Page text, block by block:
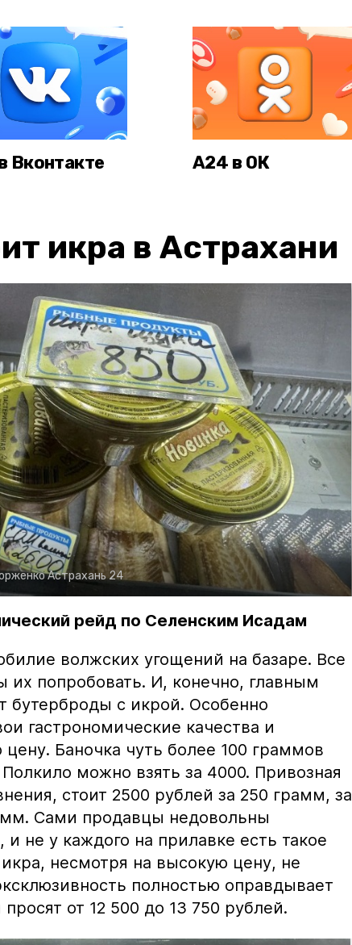
Вконтакте А24 в ОК
икра в Астрахани
Астрахань 24
рейд по Селенским Исадам
волжских угощений на базаре. Все
их попробовать. И, конечно, главным
бутерброды с икрой. Особенно
гастрономические качества и
Баночка чуть более 100 граммов
можно взять за 4000. Привозная
стоит 2500 рублей за 250 грамм, за
Сами продавцы недовольны
не у каждого на прилавке есть такое
несмотря на высокую цену, не
полностью оправдывает
от 12 500 до 13 750 рублей.